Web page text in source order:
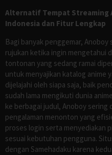
Alternatif Tempat Streaming
Indonesia dan Fitur Lengkap
Bagi banyak penggemar,
rujukan ketika ingin mengetahui
tontonan yang sedang ramai
untuk menyajikan katalog anime
dijelajahi oleh siapa saja, baik
sudah lama mengikuti dunia
ke berbagai judul, Anoboy
pengalaman menonton yang
proses login serta menyediakan
sesuai kebutuhan pengguna.
dengan Samehadaku karena